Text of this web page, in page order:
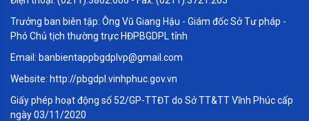
sản
Trưởng ban biên tập: Ông Vũ Giang Hậu - Giám đốc Sở Tư pháp -
Phó Chủ tịch thường trực HĐPBGDPL tỉnh
Email: banbientappbgdplvp@gmail.com
Website: http://pbgdpl.vinhphuc.gov.vn
Giấy phép hoạt động số 52/GP-TTĐT do Sở TT&TT Vĩnh Phúc cấp
ngày 03/11/2020